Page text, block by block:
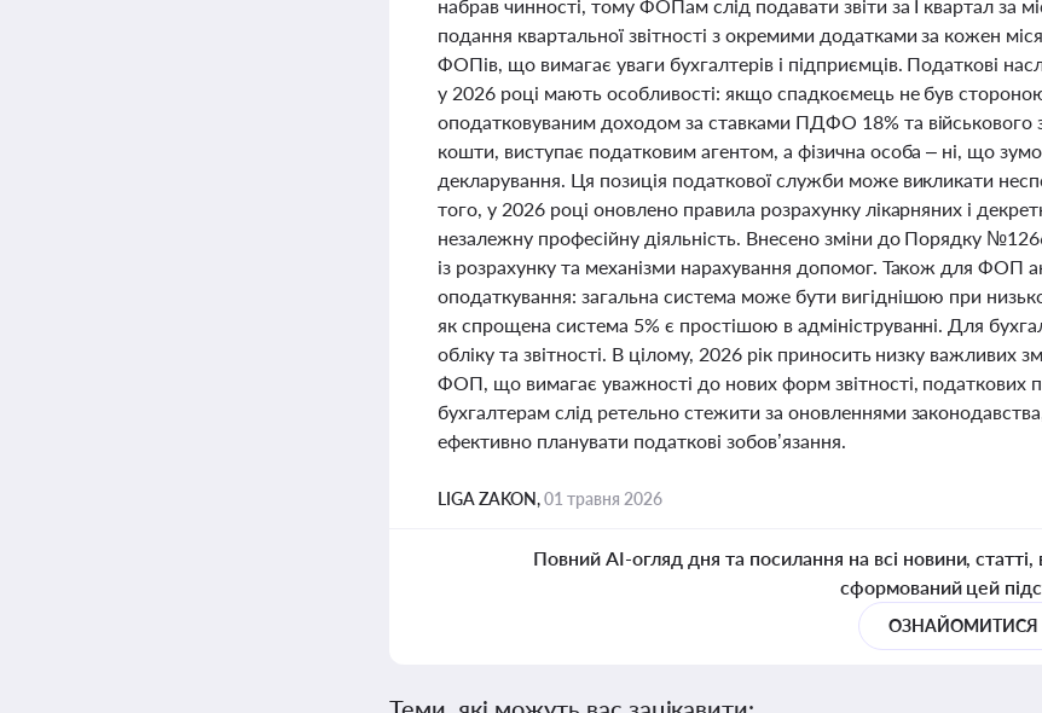
набрав чинності, тому ФОПам слід подавати звіти за І квартал
подання квартальної звітності з окремими додатками за кожен
ФОПів, що вимагає уваги бухгалтерів і підприємців. Податкові
у 2026 році мають особливості: якщо спадкоємець не був
оподатковуваним доходом за ставками ПДФО 18% та
кошти, виступає податковим агентом, а фізична особа – ні, що
декларування. Ця позиція податкової служби може викликати
того, у 2026 році оновлено правила розрахунку лікарняних і
незалежну професійну діяльність. Внесено зміни до Порядку
із розрахунку та механізми нарахування допомог. Також для ФОП
оподаткування: загальна система може бути вигіднішою при
як спрощена система 5% є простішою в адмініструванні. Для
обліку та звітності. В цілому, 2026 рік приносить низку важливих
ФОП, що вимагає уважності до нових форм звітності, податкових
бухгалтерам слід ретельно стежити за оновленнями
ефективно планувати податкові зобов’язання.
LIGA ZAKON,01 травня 2026
Повний AI-огляд дня та посилання на всі новини,
сформований цей
ОЗНАЙОМИТИСЯ